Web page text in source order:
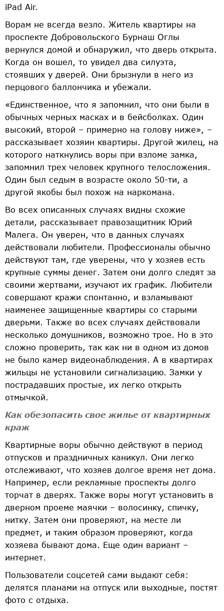
iPad Air.
Ворам не всегда везло. Житель квартиры на
проспекте Добровольского Бурнаш Оглы
вернулся домой и обнаружил, что дверь открыта.
Когда он вошел, то увидел два силуэта,
стоявших у дверей. Они брызнули в него из
перцового баллончика и убежали.
«Единственное, что я запомнил, что они были в
обычных черных масках и в бейсболках. Один
высокий, второй – примерно на голову ниже», –
рассказывает хозяин квартиры. Другой жилец, на
которого наткнулись воры при взломе замка,
запомнил трех человек крупного телосложения.
Один был седым в возрасте около 50-ти, а
другой якобы был похож на наркомана.
Во всех описанных случаях видны схожие
детали, рассказывает правозащитник Юрий
Малега. Он уверен, что в данных случаях
действовали любители. Профессионалы обычно
действуют там, где уверены, что у хозяев есть
крупные суммы денег. Затем они долго следят за
своими жертвами, изучают их график. Любители
совершают кражи спонтанно, и взламывают
наименее защищенные квартиры со старыми
дверьми. Также во всех случаях действовали
несколько домушников, возможно трое. Но в это
сложно проверить, так как ни в одном из домов
не было камер видеонаблюдения. А в квартирах
жильцы не установили сигнализацию. Замки у
пострадавших простые, их легко открыть
отмычкой.
Как обезопасить свое жилье от квартирных
краж
Квартирные воры обычно действуют в период
отпусков и праздничных каникул. Они легко
отслеживают, что хозяев долгое время нет дома.
Например, если рекламные проспекты долго
торчат в дверях. Также воры могут установить в
дверном проеме маячки – волосинку, спичку,
нитку. Затем они проверяют, на месте ли
предмет, и таким образом проверяют, когда
хозяева бывают дома. Еще один вариант –
интернет.
Пользователи соцсетей сами выдают себя:
делятся планами на отпуск или выходные, постят
фото с отдыха.